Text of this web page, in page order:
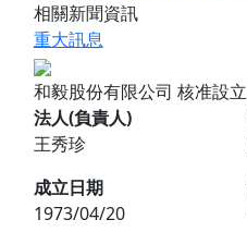
相關新聞資訊
重大訊息
和毅股份有限公司 核准設立
法人(負責人)
王秀珍
成立日期
1973/04/20